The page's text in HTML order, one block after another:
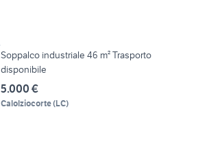
Soppalco industriale 46 m² Trasporto
disponibile
5.000 €
Calolziocorte(LC)